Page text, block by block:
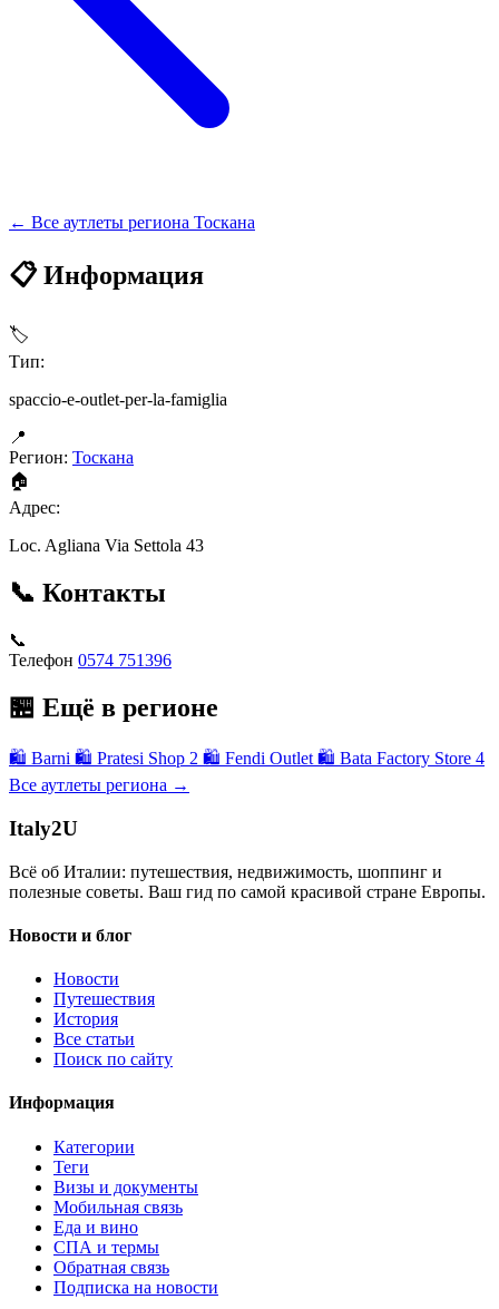
← Все аутлеты региона Тоскана
📋 Информация
🏷
Тип:
spaccio-e-outlet-per-la-famiglia
📍
Регион: Тоскана
🏠
Адрес:
Loc. Agliana Via Settola 43
📞 Контакты
📞
Телефон 0574 751396
🏪 Ещё в регионе
🛍 Barni 🛍 Pratesi Shop 2 🛍 Fendi Outlet 🛍 Bata Factory Store 4
Все аутлеты региона →
Italy2U
Всё об Италии: путешествия, недвижимость, шоппинг и
полезные советы. Ваш гид по самой красивой стране Европы.
Новости и блог
Новости
Путешествия
История
Все статьи
Поиск по сайту
Информация
Категории
Теги
Визы и документы
Мобильная связь
Еда и вино
СПА и термы
Обратная связь
Подписка на новости